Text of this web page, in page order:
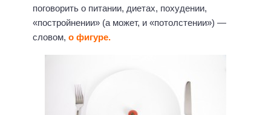
поговорить о питании, диетах, похудении,
«постройнении» (а может, и «потолстении») —
словом, о фигуре.